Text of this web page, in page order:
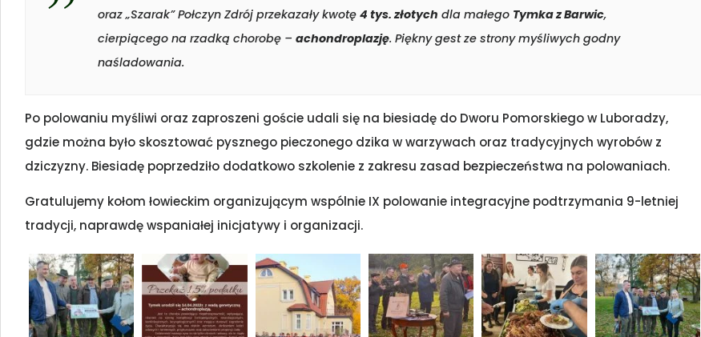
oraz „Szarak” Połczyn Zdrój przekazały kwotę 4 tys. złotych dla małego Tymka z Barwic,
cierpiącego na rzadką chorobę – achondroplazję. Piękny gest ze strony myśliwych godny
naśladowania.
Po polowaniu myśliwi oraz zaproszeni goście udali się na biesiadę do Dworu Pomorskiego w Luboradzy,
gdzie można było skosztować pysznego pieczonego dzika w warzywach oraz tradycyjnych wyrobów z
dziczyzny. Biesiadę poprzedziło dodatkowo szkolenie z zakresu zasad bezpieczeństwa na polowaniach.
Gratulujemy kołom łowieckim organizującym wspólnie IX polowanie integracyjne podtrzymania 9-letniej
tradycji, naprawdę wspaniałej inicjatywy i organizacji.